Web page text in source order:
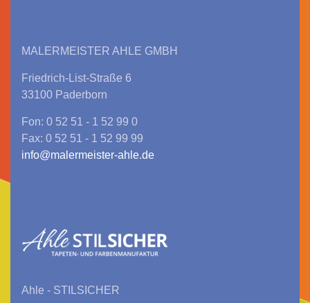
MALERMEISTER AHLE GMBH
Friedrich-List-Straße 6
33100 Paderborn
Fon: 0 52 51 - 1 52 99 0
Fax: 0 52 51 - 1 52 99 99
info@malermeister-ahle.de
Ahle - STILSICHER